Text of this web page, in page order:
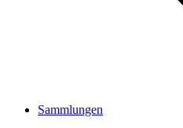
Sammlungen